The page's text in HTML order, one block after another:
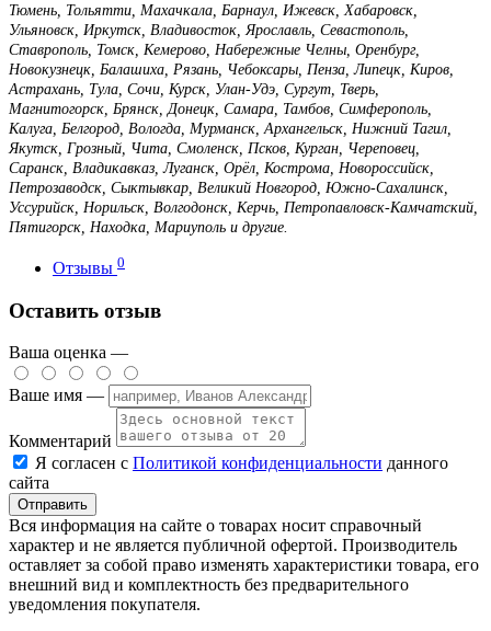
Тюмень, Тольятти, Махачкала, Барнаул, Ижевск, Хабаровск,
Ульяновск, Иркутск, Владивосток, Ярославль, Севастополь,
Ставрополь, Томск, Кемерово, Набережные Челны, Оренбург,
Новокузнецк, Балашиха, Рязань, Чебоксары, Пенза, Липецк, Киров,
Астрахань, Тула, Сочи, Курск, Улан-Удэ, Сургут, Тверь,
Магнитогорск, Брянск, Донецк, Самара, Тамбов, Симферополь,
Калуга, Белгород, Вологда, Мурманск, Архангельск, Нижний Тагил,
Якутск, Грозный, Чита, Смоленск, Псков, Курган, Череповец,
Саранск, Владикавказ, Луганск, Орёл, Кострома, Новороссийск,
Петрозаводск, Сыктывкар, Великий Новгород, Южно-Сахалинск,
Уссурийск, Норильск, Волгодонск, Керчь, Петропавловск-Камчатский,
Пятигорск, Находка, Мариуполь и другие.
Отзывы 0
Оставить отзыв
Ваша оценка —
Ваше имя —
Комментарий
Я согласен с Политикой конфиденциальности данного
сайта
Вся информация на сайте о товарах носит справочный
характер и не является публичной офертой. Производитель
оставляет за собой право изменять характеристики товара, его
внешний вид и комплектность без предварительного
уведомления покупателя.